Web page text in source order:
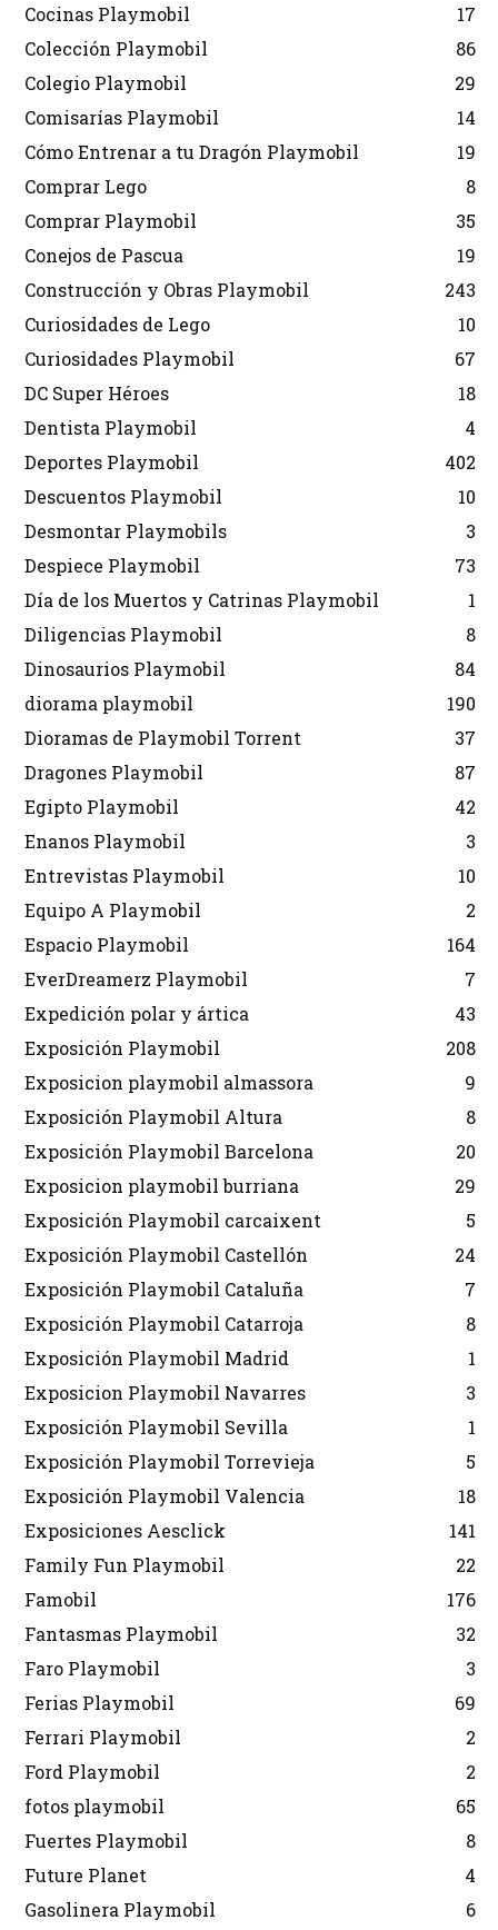
Cocinas Playmobil
17
Colección Playmobil
86
Colegio Playmobil
29
Comisarías Playmobil
14
Cómo Entrenar a tu Dragón Playmobil
19
Comprar Lego
8
Comprar Playmobil
35
Conejos de Pascua
19
Construcción y Obras Playmobil
243
Curiosidades de Lego
10
Curiosidades Playmobil
67
DC Super Héroes
18
Dentista Playmobil
4
Deportes Playmobil
402
Descuentos Playmobil
10
Desmontar Playmobils
3
Despiece Playmobil
73
Día de los Muertos y Catrinas Playmobil
1
Diligencias Playmobil
8
Dinosaurios Playmobil
84
diorama playmobil
190
Dioramas de Playmobil Torrent
37
Dragones Playmobil
87
Egipto Playmobil
42
Enanos Playmobil
3
Entrevistas Playmobil
10
Equipo A Playmobil
2
Espacio Playmobil
164
EverDreamerz Playmobil
7
Expedición polar y ártica
43
Exposición Playmobil
208
Exposicion playmobil almassora
9
Exposición Playmobil Altura
8
Exposición Playmobil Barcelona
20
Exposicion playmobil burriana
29
Exposición Playmobil carcaixent
5
Exposición Playmobil Castellón
24
Exposición Playmobil Cataluña
7
Exposición Playmobil Catarroja
8
Exposición Playmobil Madrid
1
Exposicion Playmobil Navarres
3
Exposición Playmobil Sevilla
1
Exposición Playmobil Torrevieja
5
Exposición Playmobil Valencia
18
Exposiciones Aesclick
141
Family Fun Playmobil
22
Famobil
176
Fantasmas Playmobil
32
Faro Playmobil
3
Ferias Playmobil
69
Ferrari Playmobil
2
Ford Playmobil
2
fotos playmobil
65
Fuertes Playmobil
8
Future Planet
4
Gasolinera Playmobil
6